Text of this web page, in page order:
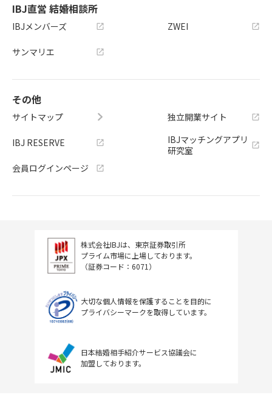
IBJ直営 結婚相談所
IBJメンバーズ
サンマリエ
ZWEI
その他
サイトマップ
IBJ RESERVE
会員ログインページ
独立開業サイト
IBJマッチングアプリ
研究室
株式会社IBJは、東京証券取引所
プライム市場に上場しております。
（証券コード：6071）
大切な個人情報を保護することを目的に
プライバシーマークを取得しています。
日本結婚相手紹介サービス協議会に
加盟しております。